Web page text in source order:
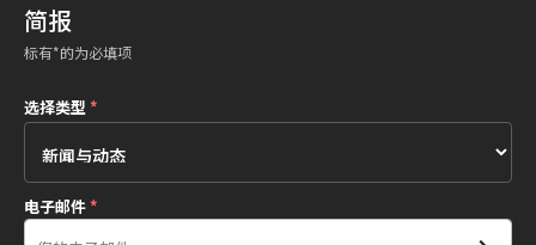
简报
标有*的为必填项
选择类型 *
电子邮件*